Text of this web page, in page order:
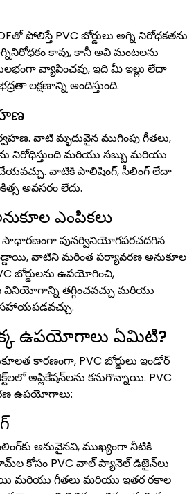
పోలిస్తే PVC బోర్డులు అగ్ని నిరోధకతను
కావు, కానీ అవి మంటలను
వ్యాపించవు, ఇది మీ ఇల్లు లేదా
లక్షణాన్ని అందిస్తుంది.
వాటి మృదువైన ముగింపు గీతలు,
నిరోధిస్తుంది మరియు సబ్బు మరియు
చేయవచ్చు. వాటికి పాలిషింగ్, సీలింగ్ లేదా
అవసరం లేదు.
ఎంపికలు
సాధారణంగా పునర్వినియోగపరచదగిన
వాటిని మరింత పర్యావరణ అనుకూల
బోర్డులను ఉపయోగించి,
తగ్గించవచ్చు మరియు
సహాయపడవచ్చు.
ఉపయోగాలు ఏమిటి?
కారణంగా, PVC బోర్డులు ఇండోర్
అప్లికేషన్‌లను కనుగొన్నాయి. PVC
ఉపయోగాలు:
అనువైనవి, ముఖ్యంగా నీటికి
కోసం PVC వాల్ ప్యానెల్ డిజైన్‌లు
మరియు గీతలు మరియు ఇతర రకాల